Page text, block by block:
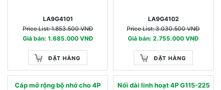
LA9G4101
Price List: 1.853.500 VNĐ
Giá bán: 1.685.000 VNĐ
ĐẶT HÀNG
LA9G4102
Price List: 3.030.500 VNĐ
Giá bán: 2.755.000 VNĐ
ĐẶT HÀNG
Cáp mở rộng bộ nhớ cho 4P
Nối dài linh hoạt 4P G115-225